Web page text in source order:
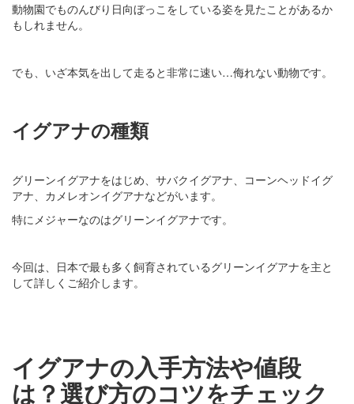
動物園でものんびり日向ぼっこをしている姿を見たことがあるか
もしれません。
でも、いざ本気を出して走ると非常に速い…侮れない動物です。
イグアナの種類
グリーンイグアナをはじめ、サバクイグアナ、コーンヘッドイグ
アナ、カメレオンイグアナなどがいます。
特にメジャーなのはグリーンイグアナです。
今回は、日本で最も多く飼育されているグリーンイグアナを主と
して詳しくご紹介します。
イグアナの入手方法や値段
は？選び方のコツをチェック